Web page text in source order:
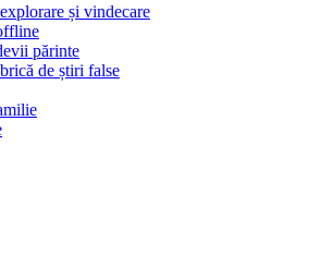
și vindecare
părinte
de știri false